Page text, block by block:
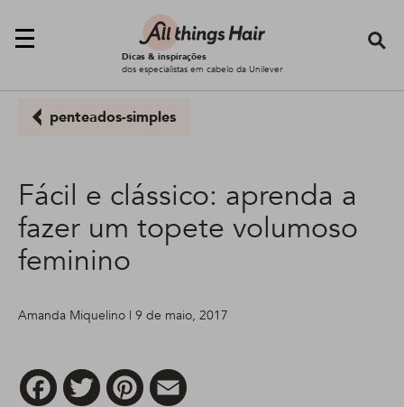
Dicas & inspirações
dos especialistas em cabelo da Unilever
penteados-simples
Fácil e clássico: aprenda a
fazer um topete volumoso
feminino
Amanda Miquelino | 9 de maio, 2017
FacebookTwitter Pinterest